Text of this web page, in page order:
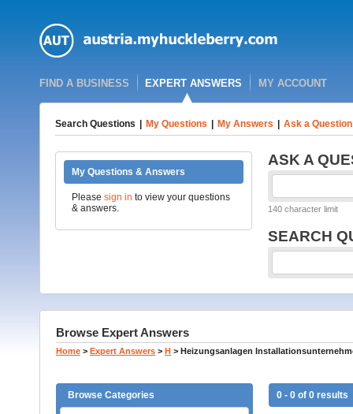
FIND A BUSINESS EXPERT ANSWERS MY ACCOUNT
Search Questions My Questions My Answers Ask a Question
My Questions & Answers
Please sign in to view your questions
& answers.
ASK A
140 character limit
SEARCH
Browse Expert Answers
Home > Expert Answers > H > Heizungsanlagen
Browse Categories 0 - 0 of 0 results